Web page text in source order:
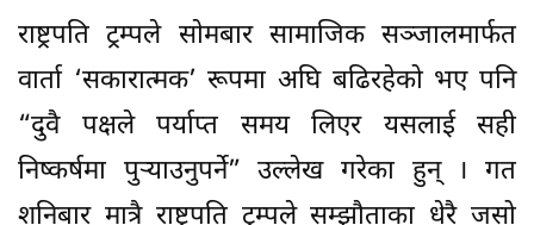
राष्ट्रपति ट्रम्पले साेमबार सामाजिक सञ्जालमार्फत
वार्ता ‘सकारात्मक’ रूपमा अघि बढिरहेको भए पनि
“दुवै पक्षले पर्याप्त समय लिएर यसलाई सही
निष्कर्षमा पुर्‍याउनुपर्ने” उल्लेख गरेका हुन् । गत
शनिबार मात्रै राष्ट्रपति ट्रम्पले सम्झौताका धेरै जसो